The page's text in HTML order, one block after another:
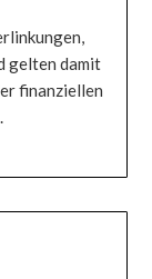
gelten damit
finanziellen